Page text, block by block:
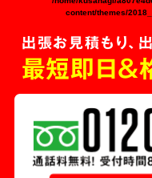
content/themes/
出張お見積もり、
最短即日＆